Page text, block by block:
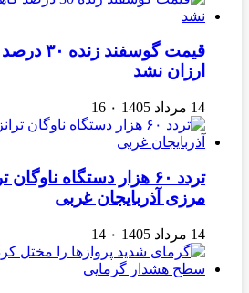
قیمت
ارزان نشد
14 مرداد 1405 ۰ 16
تردد ۶۰ هزار دستگاه
مرزی آذربایجان ‌غربی
14 مرداد 1405 ۰ 14